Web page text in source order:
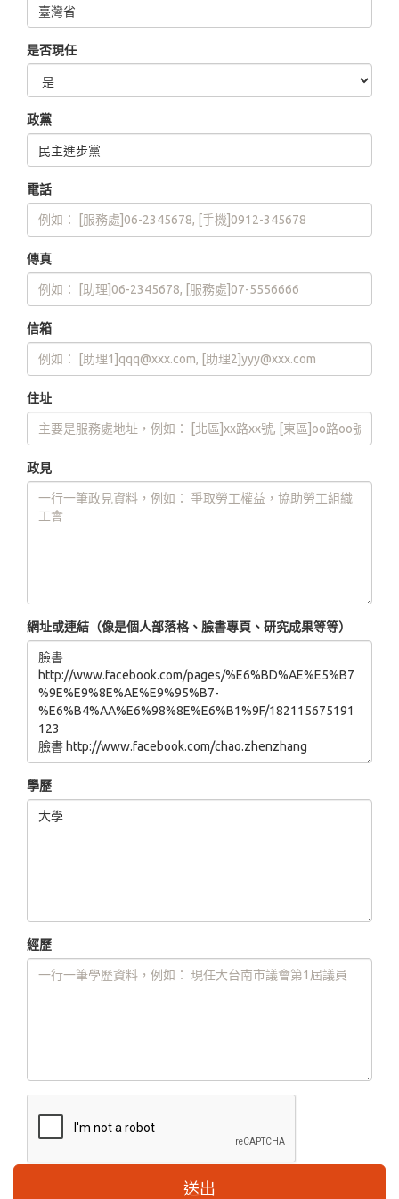
是否現任
政黨
電話
傳真
信箱
住址
政見
網址或連結（像是個人部落格、臉書專頁、研究成果等等）
學歷
經歷
送出